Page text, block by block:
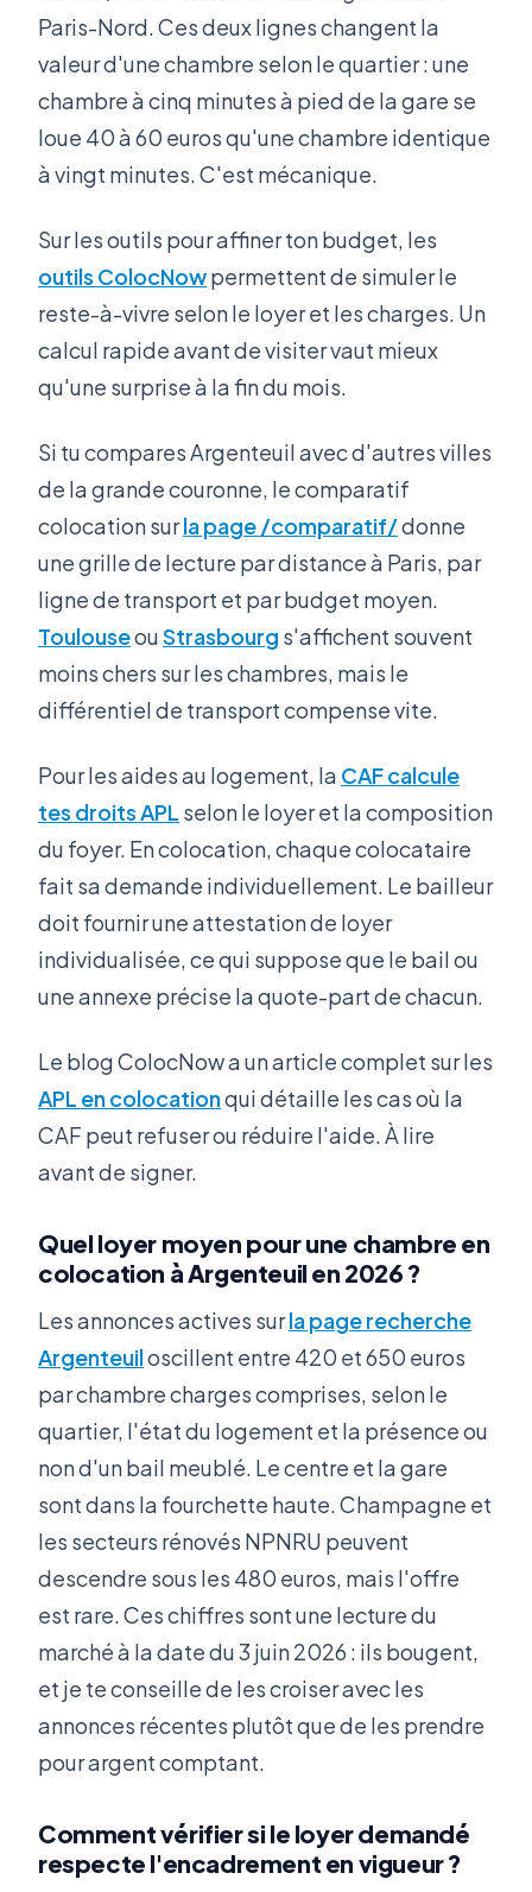
Paris-Nord. Ces deux lignes changent la
valeur d'une chambre selon le quartier : une
chambre à cinq minutes à pied de la gare se
loue 40 à 60 euros qu'une chambre identique
à vingt minutes. C'est mécanique.
Sur les outils pour affiner ton budget, les
outils ColocNowpermettent de simuler le
reste-à-vivre selon le loyer et les charges. Un
calcul rapide avant de visiter vaut mieux
qu'une surprise à la fin du mois.
Si tu compares Argenteuil avec d'autres villes
de la grande couronne, le comparatif
colocation surla page /comparatif/donne
une grille de lecture par distance à Paris, par
ligne de transport et par budget moyen.
ToulouseouStrasbourg s'affichent souvent
moins chers sur les chambres, mais le
différentiel de transport compense vite.
Pour les aides au logement, la CAF calcule
tes droits APL selon le loyer et la composition
du foyer. En colocation, chaque colocataire
fait sa demande individuellement. Le bailleur
doit fournir une attestation de loyer
individualisée, ce qui suppose que le bail ou
une annexe précise la quote-part de chacun.
Le blog ColocNow a un article complet sur les
APL en colocationqui détaille les cas où la
CAF peut refuser ou réduire l'aide. À lire
avant de signer.
Quel loyer moyen pour une chambre en
colocation à Argenteuil en 2026 ?
Les annonces actives surla page recherche
Argenteuiloscillent entre 420 et 650 euros
par chambre charges comprises, selon le
quartier, l'état du logement et la présence ou
non d'un bail meublé. Le centre et la gare
sont dans la fourchette haute. Champagne et
les secteurs rénovés NPNRU peuvent
descendre sous les 480 euros, mais l'offre
est rare. Ces chiffres sont une lecture du
marché à la date du 3 juin 2026 : ils bougent,
et je te conseille de les croiser avec les
annonces récentes plutôt que de les prendre
pour argent comptant.
Comment vérifier si le loyer demandé
respecte l'encadrement en vigueur ?